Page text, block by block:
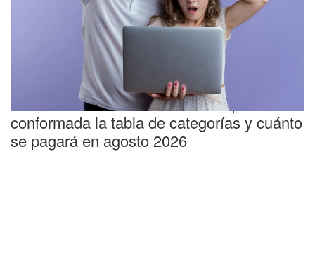
Novedades fiscales
ARCA: los detalles sobre cómo quedó
conformada la tabla de categorías y cuánto
se pagará en agosto 2026